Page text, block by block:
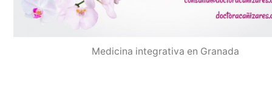
Medicina integrativa en Granada